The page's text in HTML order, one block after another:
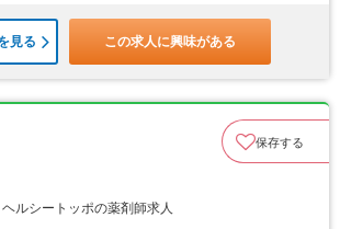
見る この求人に興味がある
保存する
ルシートッポの薬剤師求人